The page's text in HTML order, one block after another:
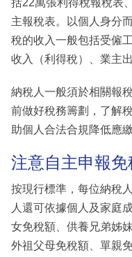
括22萬張利得稅報稅表
主報稅表。以個人身分
稅的收入一般包括受僱
收入（利得稅）、業主
納稅人一般須於相關報
前做好稅務籌劃，了解
助個人合法合規降低應
注意自主申報免
按現行標準，每位納稅
人還可依據個人及家庭
女免稅額、供養兄弟姊
外祖父母免稅額、單親